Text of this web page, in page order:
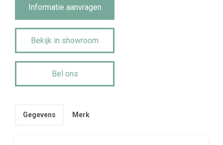
turquoise.
Informatie aanvragen
Bekijk in showroom
Bel ons
Gegevens Merk